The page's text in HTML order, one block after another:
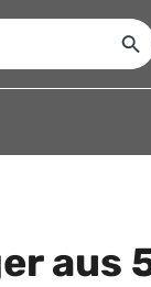
aus